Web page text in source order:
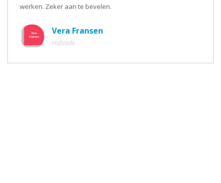
werken. Zeker aan te bevelen.
Vera Fransen
Hofstade